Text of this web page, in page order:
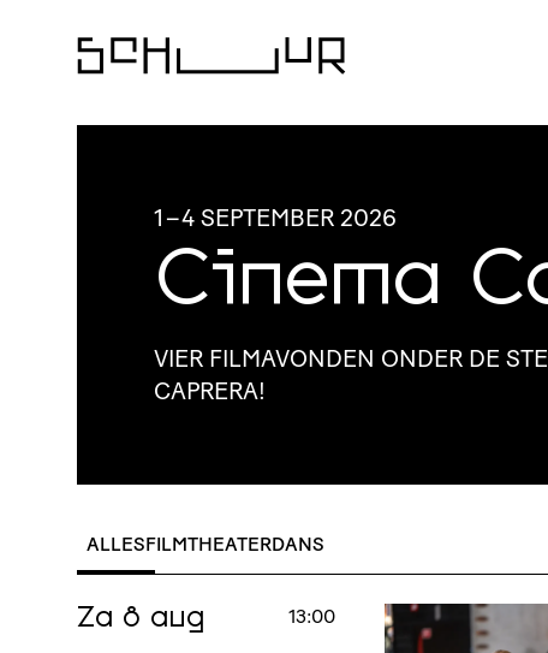
1–4 SEPTEMBER 2026
Cinema
VIER FILMAVONDEN ONDER DE
CAPRERA!
ALLESFILMTHEATERDANS
Za 8 aug 13:00